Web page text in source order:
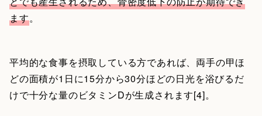
ます。
平均的な食事を摂取している方であれば、両手の甲ほ
どの面積が1日に15分から30分ほどの日光を浴びるだ
けで十分な量のビタミンDが生成されます[4]。